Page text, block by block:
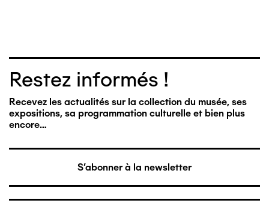
Restez informés !
Recevez les actualités sur la collection du musée, ses
expositions, sa programmation culturelle et bien plus
encore…
S'abonner à la newsletter